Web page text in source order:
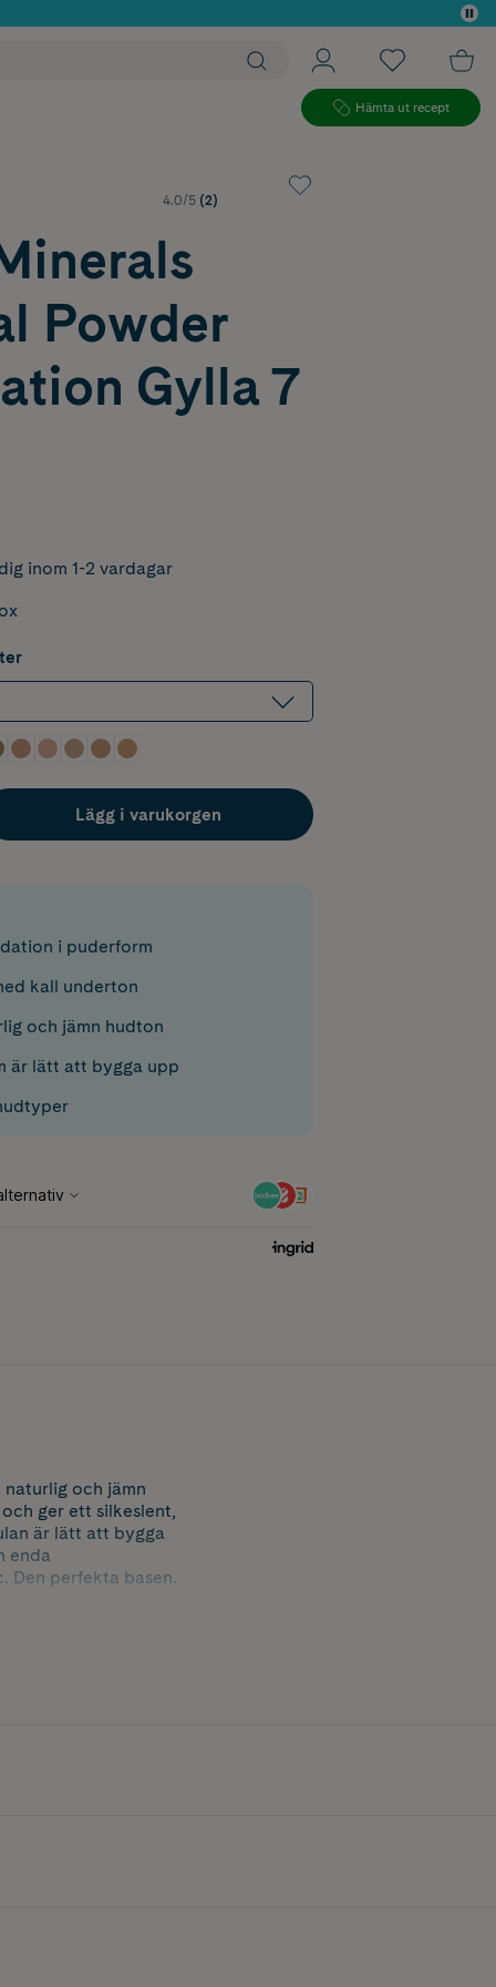
Hämta ut recept
4.0/5 (2)
Powder
Gylla 7
inom 1-2 vardagar
Lägg i varukorgen
i puderform
kall underton
och jämn hudton
är lätt att bygga upp
och jämn
ger ett silkeslent,
är lätt att bygga
enda
Den perfekta basen.